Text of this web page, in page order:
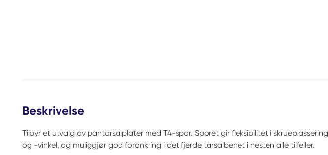
Beskrivelse
Tilbyr et utvalg av pantarsalplater med T4-spor. Sporet gir fleksibilitet i skrueplassering
og -vinkel, og muliggjør god forankring i det fjerde tarsalbenet i nesten alle tilfeller.